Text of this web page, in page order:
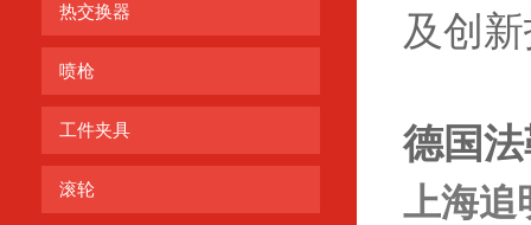
热交换器
喷枪
工件夹具
滚轮
及创
德国法
上海追